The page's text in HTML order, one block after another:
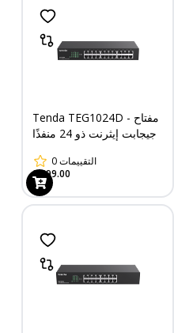
Tenda TEG1024D - مفتاح
جيجابت إيثرنت ذو 24 منفذًا
0التقييمات
2,599.00